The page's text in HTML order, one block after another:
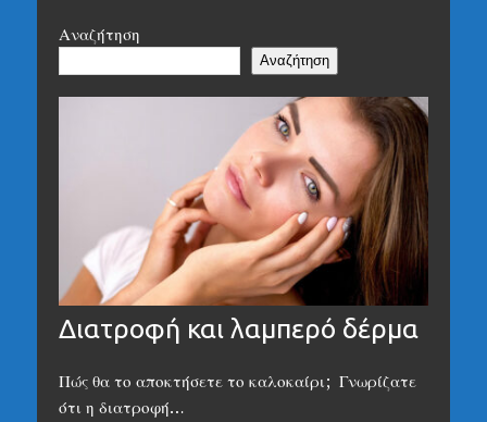
Αναζήτηση
Αναζήτηση
Διατροφή και λαμπερό δέρμα
Πώς θα το αποκτήσετε το καλοκαίρι; Γνωρίζατε
ότι η διατροφή…